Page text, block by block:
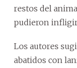
restos del
pudieron infligir
Los autores
abatidos con